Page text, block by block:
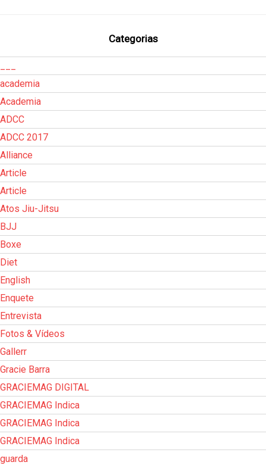
Categorias
academia
Academia
ADCC
ADCC 2017
Alliance
Article
Article
Atos Jiu-Jitsu
BJJ
Boxe
Diet
English
Enquete
Entrevista
Fotos & Vídeos
Gallerr
Gracie Barra
GRACIEMAG DIGITAL
GRACIEMAG Indica
GRACIEMAG Indica
GRACIEMAG Indica
guarda